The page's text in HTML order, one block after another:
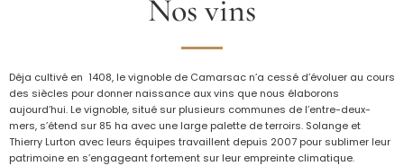
Nos vins
Déja cultivé en 1408, le vignoble de Camarsac n’a cessé d’évoluer au cours
des siècles pour donner naissance aux vins que nous élaborons
aujourd’hui. Le vignoble, situé sur plusieurs communes de l’entre-deux-
mers, s’étend sur 85 ha avec une large palette de terroirs. Solange et
Thierry Lurton avec leurs équipes travaillent depuis 2007 pour sublimer leur
patrimoine en s’engageant fortement sur leur empreinte climatique.